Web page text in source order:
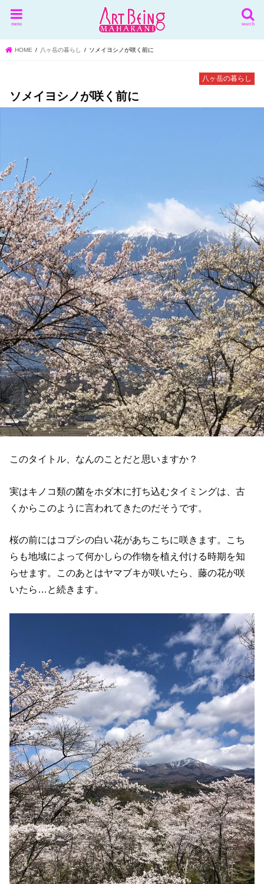
search
menu
HOME 八ヶ岳の暮らし ソメイヨシノが咲く前に
八ヶ岳の暮らし
ソメイヨシノが咲く前に
このタイトル、なんのことだと思いますか？
実はキノコ類の菌をホダ木に打ち込むタイミングは、古
くからこのように言われてきたのだそうです。
桜の前にはコブシの白い花があちこちに咲きます。こち
らも地域によって何かしらの作物を植え付ける時期を知
らせます。このあとはヤマブキが咲いたら、藤の花が咲
いたら…と続きます。